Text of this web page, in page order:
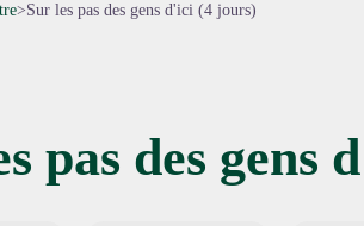
>Sur les pas des gens d'ici (4 jours)
pas des gens